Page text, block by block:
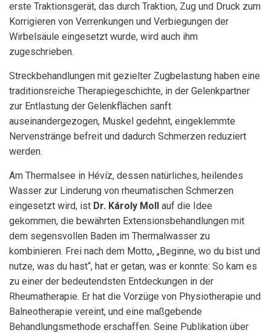
erste Traktionsgerät, das durch Traktion, Zug und Druck zum
Korrigieren von Verrenkungen und Verbiegungen der
Wirbelsäule eingesetzt wurde, wird auch ihm
zugeschrieben.
Streckbehandlungen mit gezielter Zugbelastung haben eine
traditionsreiche Therapiegeschichte, in der Gelenkpartner
zur Entlastung der Gelenkflächen sanft
auseinandergezogen, Muskel gedehnt, eingeklemmte
Nervenstränge befreit und dadurch Schmerzen reduziert
werden.
Am Thermalsee in Hévíz, dessen natürliches, heilendes
Wasser zur Linderung von rheumatischen Schmerzen
eingesetzt wird, ist Dr. Károly Moll auf die Idee
gekommen, die bewährten Extensionsbehandlungen mit
dem segensvollen Baden im Thermalwasser zu
kombinieren. Frei nach dem Motto, „Beginne, wo du bist und
nutze, was du hast“, hat er getan, was er konnte: So kam es
zu einer der bedeutendsten Entdeckungen in der
Rheumatherapie. Er hat die Vorzüge von Physiotherapie und
Balneotherapie vereint, und eine maßgebende
Behandlungsmethode erschaffen. Seine Publikation über